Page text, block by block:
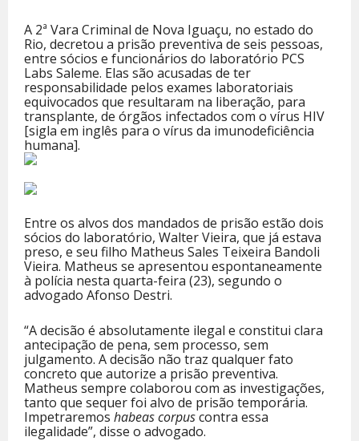
A 2ª Vara Criminal de Nova Iguaçu, no estado do
Rio, decretou a prisão preventiva de seis pessoas,
entre sócios e funcionários do laboratório PCS
Labs Saleme. Elas são acusadas de ter
responsabilidade pelos exames laboratoriais
equivocados que resultaram na liberação, para
transplante, de órgãos infectados com o vírus HIV
[sigla em inglês para o vírus da imunodeficiência
humana].
Entre os alvos dos mandados de prisão estão dois
sócios do laboratório, Walter Vieira, que já estava
preso, e seu filho Matheus Sales Teixeira Bandoli
Vieira. Matheus se apresentou espontaneamente
à polícia nesta quarta-feira (23), segundo o
advogado Afonso Destri.
“A decisão é absolutamente ilegal e constitui clara
antecipação de pena, sem processo, sem
julgamento. A decisão não traz qualquer fato
concreto que autorize a prisão preventiva.
Matheus sempre colaborou com as investigações,
tanto que sequer foi alvo de prisão temporária.
Impetraremos habeas corpuscontra essa
ilegalidade”, disse o advogado.